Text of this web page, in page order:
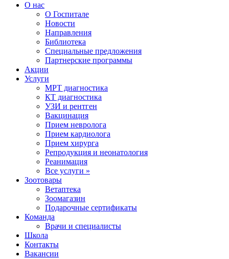
О нас
О Госпитале
Новости
Направления
Библиотека
Специальные предложения
Партнерские программы
Акции
Услуги
МРТ диагностика
КТ диагностика
УЗИ и рентген
Вакцинация
Прием невролога
Прием кардиолога
Прием хирурга
Репродукция и неонатология
Реанимация
Все услуги »
Зоотовары
Ветаптека
Зоомагазин
Подарочные сертификаты
Команда
Врачи и специалисты
Школа
Контакты
Вакансии